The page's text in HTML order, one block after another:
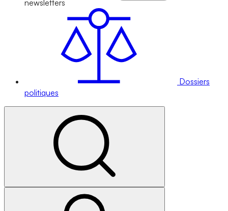
newsletters
Dossiers
politiques